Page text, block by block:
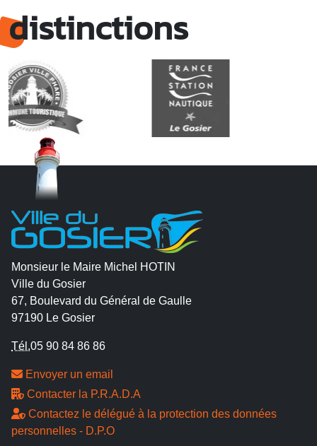
distinctions
Monsieur le Maire Michel HOTIN
Ville du Gosier
67, Boulevard du Général de Gaulle
97190 Le Gosier
Tél.05 90 84 86 86
Envoyer un email
Contacter la P.R.A.D.A
Contactez le délégué à la protection des données
personnelles - D.P.O